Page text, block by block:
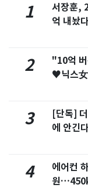
1
서장훈,
억 내놨
2
"10억
♥닉스女
3
[단독]
에 안긴
4
에어컨
원